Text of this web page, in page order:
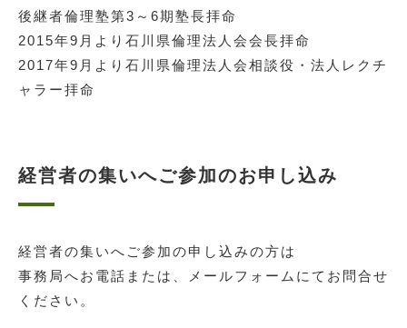
後継者倫理塾第3～6期塾長拝命
2015年9月より石川県倫理法人会会長拝命
2017年9月より石川県倫理法人会相談役・法人レクチ
ャラー拝命
経営者の集いへご参加のお申し込み
経営者の集いへご参加の申し込みの方は
事務局へお電話または、メールフォームにてお問合せ
ください。